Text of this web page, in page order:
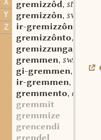
Y
Z
gremizzôd, st. m.
gremizzôn, sw. v.
ir-gremizzôn
gremizzônto,
gremizzunga
gremmen, sw. v.
gi-gremmen,
sw. v.
ir-gremmen,
gremmento, adv.
gremmit
gremmize
grencendi
grendel